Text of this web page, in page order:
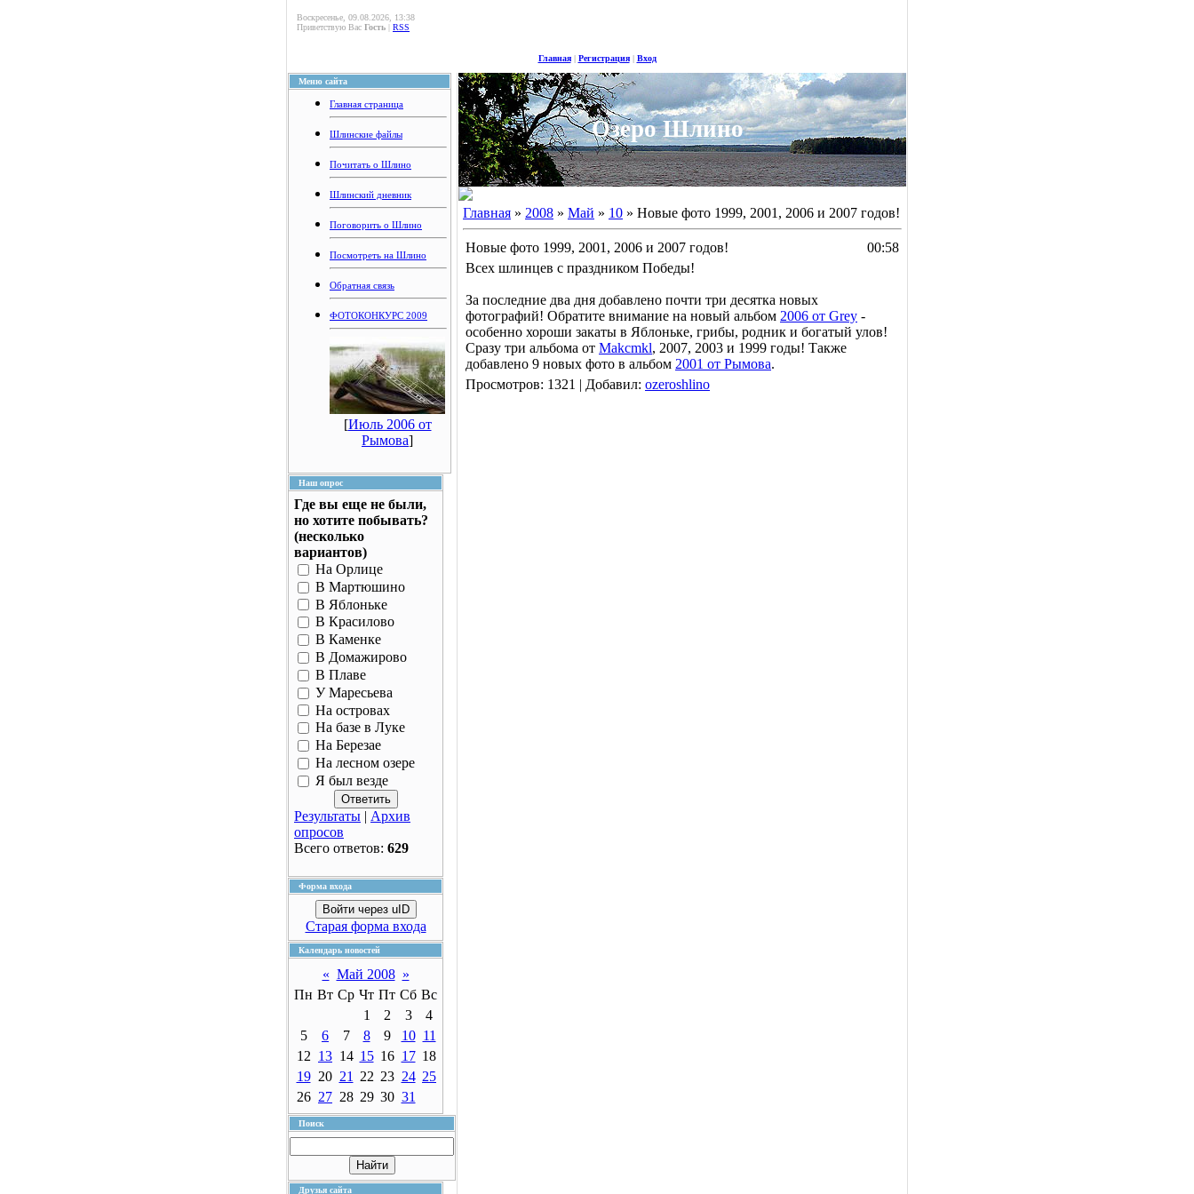
Воскресенье, 09.08.2026, 13:38
Приветствую Вас Гость | RSS
Главная| Регистрация| Вход
Меню сайта
Главная страница
Шлинские файлы
Почитать о Шлино
Шлинский дневник
Поговорить о Шлино
Посмотреть на Шлино
Обратная связь
ФОТОКОНКУРС 2009
[Июль 2006 от
Рымова]
Наш опрос
Где вы еще не были,
но хотите побывать?
(несколько
вариантов)
На Орлице
В Мартюшино
В Яблоньке
В Красилово
В Каменке
В Домажирово
В Плаве
У Маресьева
На островах
На базе в Луке
На Березае
На лесном озере
Я был везде
Результаты | Архив
опросов
Всего ответов: 629
Форма входа
Войти через uID
Старая форма входа
Календарь новостей
« Май 2008 »
Пн Вт Ср Чт Пт Сб Вс
1
2 3
4
5
6 7 8 9 10 11
12 13 14 15 16 17 18
19 20 21 22 23 24 25
26 27 28 29 30 31
Поиск
Друзья сайта
Озеро Шлино
Главная » 2008 » Май » 10 » Новые фото 1999, 2001, 2006 и 2007 годов!
Новые фото 1999, 2001, 2006 и 2007 годов!
00:58
Всех шлинцев с праздником Победы!
За последние два дня добавлено почти три десятка новых
фотографий! Обратите внимание на новый альбом 2006 от Grey -
особенно хороши закаты в Яблоньке, грибы, родник и богатый улов!
Сразу три альбома от Makcmkl, 2007, 2003 и 1999 годы! Также
добавлено 9 новых фото в альбом 2001 от Рымова.
Просмотров: 1321 | Добавил: ozeroshlino